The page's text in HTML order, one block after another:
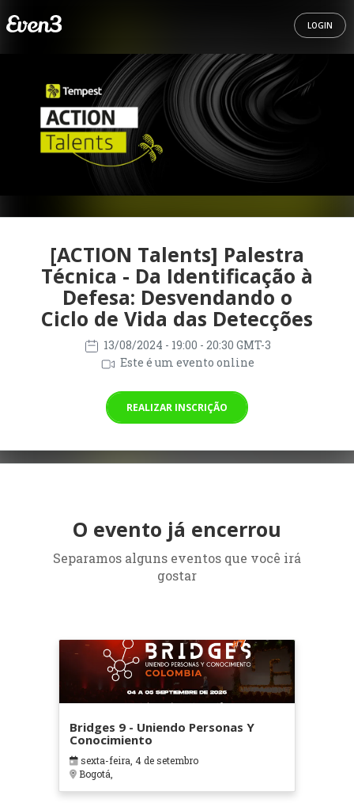
LOGIN
[ACTION Talents] Palestra
Técnica - Da Identificação à
Defesa: Desvendando o
Ciclo de Vida das Detecções
13/08/2024 - 19:00 - 20:30 GMT-3
Este é um evento online
REALIZAR INSCRIÇÃO
O evento já encerrou
Separamos alguns eventos que você irá
gostar
Bridges 9 - Uniendo Personas Y
Conocimiento
sexta-feira, 4 de setembro
Bogotá,